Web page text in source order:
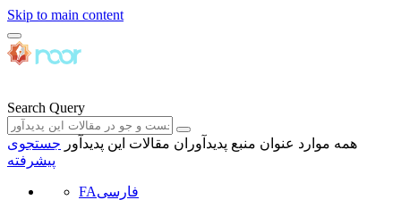
Skip to main content
Search Query
همه موارد عنوان منبع پدیدآوران مقالات این پدیدآور جستجوی
پیشرفته
FAفارسی